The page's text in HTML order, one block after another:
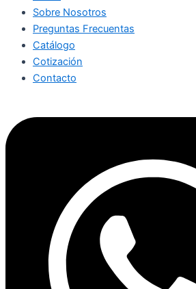
Sobre Nosotros
Preguntas Frecuentas
Catálogo
Cotización
Contacto